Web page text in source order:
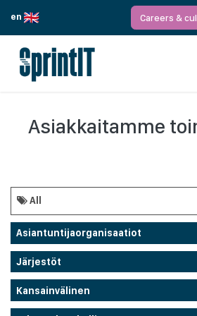
en
Careers &
Asiakkaitamme
All
Asiantuntijaorganisaatiot
Järjestöt
Kansainvälinen